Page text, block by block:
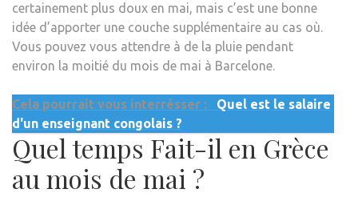
certainement plus doux en mai, mais c’est une bonne
idée d’apporter une couche supplémentaire au cas où.
Vous pouvez vous attendre à de la pluie pendant
environ la moitié du mois de mai à Barcelone.
Cela pourrait vous interrésser :
Quel est le salaire
d'un enseignant congolais ?
Quel temps Fait-il en Grèce
au mois de mai ?